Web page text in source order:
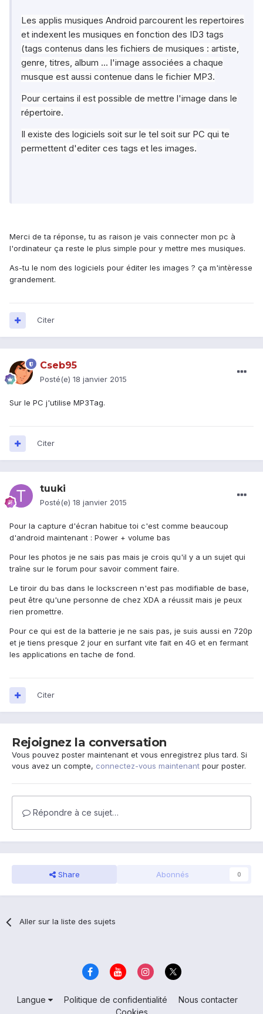
Les applis musiques Android parcourent les repertoires
et indexent les musiques en fonction des ID3 tags
(tags contenus dans les fichiers de musiques : artiste,
genre, titres, album ... l'image associées a chaque
musque est aussi contenue dans le fichier MP3.
Pour certains il est possible de mettre l'image dans le
répertoire.
Il existe des logiciels soit sur le tel soit sur PC qui te
permettent d'editer ces tags et les images.
Merci de ta réponse, tu as raison je vais connecter mon pc à
l'ordinateur ça reste le plus simple pour y mettre mes musiques.
As-tu le nom des logiciels pour éditer les images ? ça m'intèresse
grandement.
Citer
Cseb95
Posté(e) 18 janvier 2015
Sur le PC j'utilise MP3Tag.
Citer
tuuki
Posté(e) 18 janvier 2015
Pour la capture d'écran habitue toi c'est comme beaucoup
d'android maintenant : Power + volume bas
Pour les photos je ne sais pas mais je crois qu'il y a un sujet qui
traîne sur le forum pour savoir comment faire.
Le tiroir du bas dans le lockscreen n'est pas modifiable de base,
peut être qu'une personne de chez XDA a réussit mais je peux
rien promettre.
Pour ce qui est de la batterie je ne sais pas, je suis aussi en 720p
et je tiens presque 2 jour en surfant vite fait en 4G et en fermant
les applications en tache de fond.
Citer
Rejoignez la conversation
Vous pouvez poster maintenant et vous enregistrez plus tard. Si
vous avez un compte, connectez-vous maintenant pour poster.
Répondre à ce sujet…
Share Abonnés 0
Aller sur la liste des sujets
Langue Politique de confidentialité
Nous contacter
Cookies